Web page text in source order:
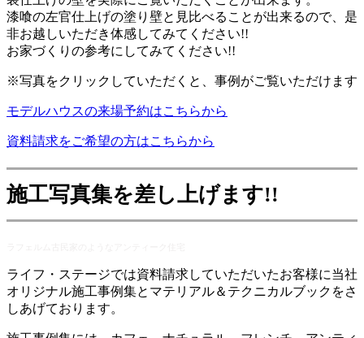
漆喰の左官仕上げの塗り壁と見比べることが出来るので、是
非お越しいただき体感してみてください!!
お家づくりの参考にしてみてください!!
※写真をクリックしていただくと、事例がご覧いただけます
モデルハウスの来場予約はこちらから
資料請求をご希望の方はこちらから
施工写真集を差し上げます!!
ライフ・ステージでは資料請求していただいたお客様に当社
オリジナル施工事例集とマテリアル＆テクニカルブックをさ
しあげております。